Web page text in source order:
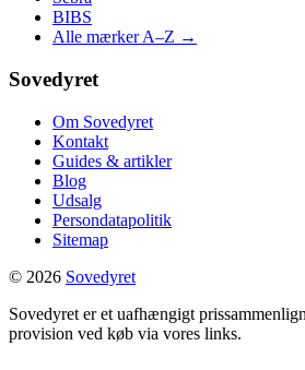
BIBS
Alle mærker A–Z →
Sovedyret
Om Sovedyret
Kontakt
Guides & artikler
Blog
Udsalg
Persondatapolitik
Sitemap
© 2026 Sovedyret
Sovedyret er et uafhængigt
provision ved køb via vores links.